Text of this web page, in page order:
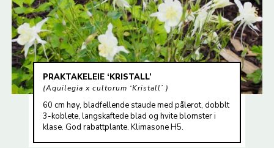
PRAKTAKELEIE ‘KRISTALL’
Aquilegia x cultorum ‘Kristall’
60 cm høy, bladfellende staude med pålerot, dobblt
3-koblete, langskaftede blad og hvite blomster i
klase. God rabattplante. Klimasone H5.